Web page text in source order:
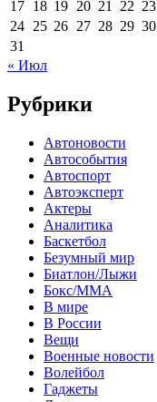
17 18 19 20 21 22 23
24 25 26 27 28 29 30
31
« Июл
Рубрики
Автоновости
Автособытия
Автоспорт
Автоэксперт
Актеры
Аналитика
Баскетбол
Безумный мир
Биатлон/Лыжи
Бокс/MMA
В мире
В России
Вещи
Военные новости
Волейбол
Гаджеты